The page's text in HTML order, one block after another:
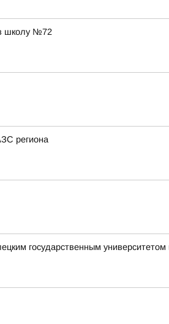
школу №72
региона
государственным